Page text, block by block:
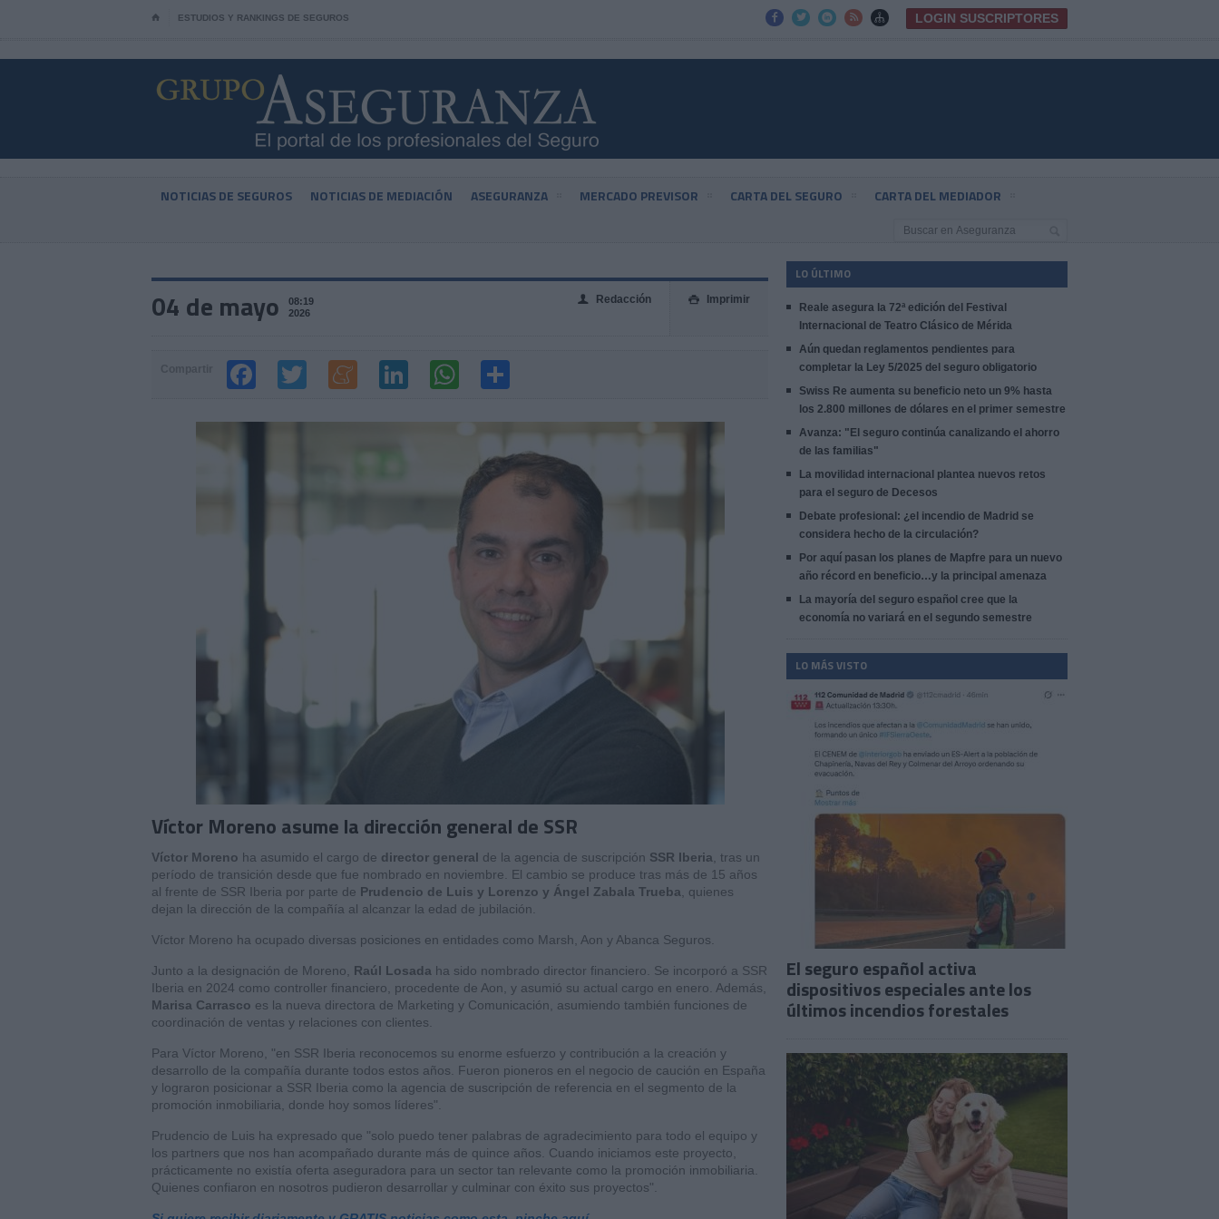
⌂ ESTUDIOS Y RANKINGS DE SEGUROS      LOGIN SUSCRIPTORES
NOTICIAS DE SEGUROS NOTICIAS DE MEDIACIÓN ASEGURANZA MERCADO PREVISOR CARTA DEL SEGURO CARTA DEL MEDIADOR
04 de mayo
08:19
2026
 Imprimir
👤 Redacción
Víctor Moreno asume la dirección general de SSR
Víctor Moreno ha asumido el cargo de director general de la agencia de suscripción SSR Iberia , tras un
período de transición desde que fue nombrado en noviembre. El cambio se produce tras más de 15 años
al frente de SSR Iberia por parte de Prudencio de Luis y Lorenzo y Ángel Zabala Trueba , quienes
dejan la dirección de la compañía al alcanzar la edad de jubilación.
Víctor Moreno ha ocupado diversas posiciones en entidades como Marsh, Aon y Abanca Seguros.
Junto a la designación de Moreno, Raúl Losada ha sido nombrado director financiero. Se incorporó a SSR
Iberia en 2024 como controller financiero, procedente de Aon, y asumió su actual cargo en enero. Además,
Marisa Carrasco es la nueva directora de Marketing y Comunicación, asumiendo también funciones de
coordinación de ventas y relaciones con clientes.
Para Víctor Moreno, "en SSR Iberia reconocemos su enorme esfuerzo y contribución a la creación y
desarrollo de la compañía durante todos estos años. Fueron pioneros en el negocio de caución en España
y lograron posicionar a SSR Iberia como la agencia de suscripción de referencia en el segmento de la
promoción inmobiliaria, donde hoy somos líderes".
Prudencio de Luis ha expresado que "solo puedo tener palabras de agradecimiento para todo el equipo y
los partners que nos han acompañado durante más de quince años. Cuando iniciamos este proyecto,
prácticamente no existía oferta aseguradora para un sector tan relevante como la promoción inmobiliaria.
Quienes confiaron en nosotros pudieron desarrollar y culminar con éxito sus proyectos".
LO ÚLTIMO
Reale asegura la 72ª edición del Festival
Internacional de Teatro Clásico de Mérida
Aún quedan reglamentos pendientes para
completar la Ley 5/2025 del seguro obligatorio
Swiss Re aumenta su beneficio neto un 9% hasta
los 2.800 millones de dólares en el primer semestre
Avanza: "El seguro continúa canalizando el ahorro
de las familias"
La movilidad internacional plantea nuevos retos
para el seguro de Decesos
Debate profesional: ¿el incendio de Madrid se
considera hecho de la circulación?
Por aquí pasan los planes de Mapfre para un nuevo
año récord en beneficio…y la principal amenaza
La mayoría del seguro español cree que la
economía no variará en el segundo semestre
LO MÁS VISTO
El seguro español activa
dispositivos especiales ante los
últimos incendios forestales